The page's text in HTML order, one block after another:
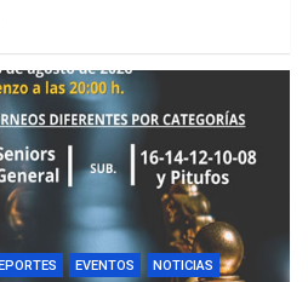
EVENTOS
NOTICIAS